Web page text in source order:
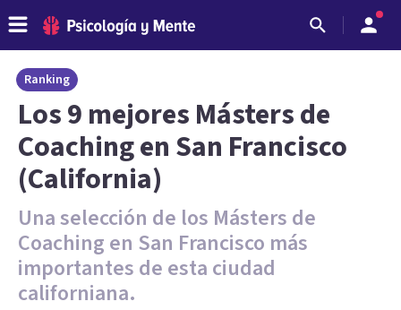
Ranking
Los 9 mejores Másters de
Coaching en San Francisco
(California)
Una selección de los Másters de
Coaching en San Francisco más
importantes de esta ciudad
californiana.